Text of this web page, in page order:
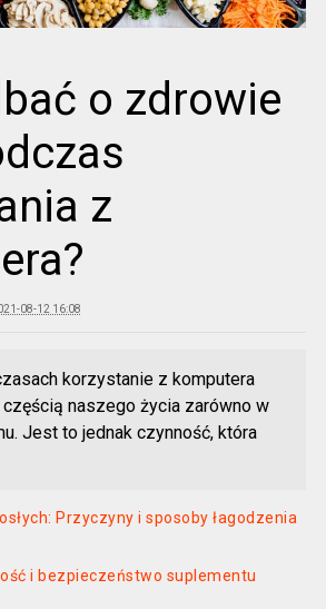
o zdrowie
z
08-12 16:08
korzystanie z komputera
naszego życia zarówno w
Jest to jednak czynność, która
Przyczyny i sposoby łagodzenia
i bezpieczeństwo suplementu